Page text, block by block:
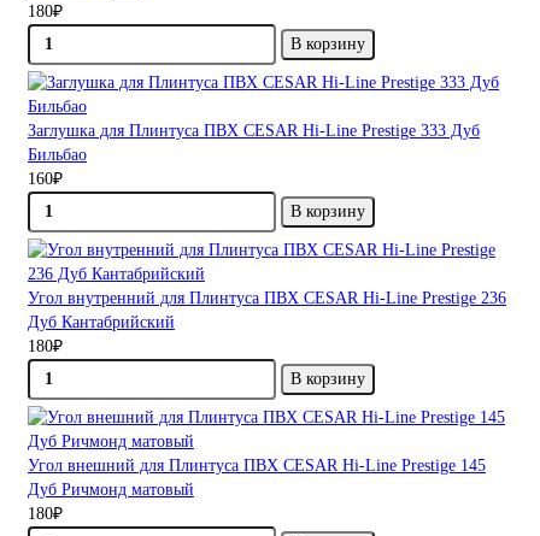
180₽
В корзину
Заглушка для Плинтуса ПВХ CESAR Hi-Line Prestige 333 Дуб
Бильбао
160₽
В корзину
Угол внутренний для Плинтуса ПВХ CESAR Hi-Line Prestige 236
Дуб Кантабрийский
180₽
В корзину
Угол внешний для Плинтуса ПВХ CESAR Hi-Line Prestige 145
Дуб Ричмонд матовый
180₽